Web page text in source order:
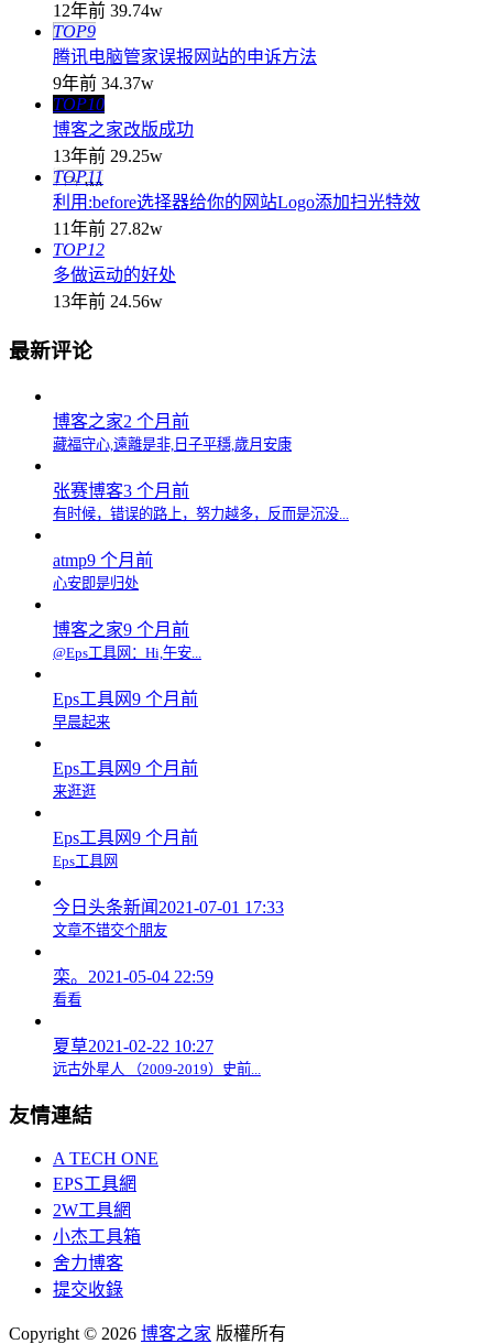
12年前 39.74w
TOP9
腾讯电脑管家误报网站的申诉方法
9年前 34.37w
TOP10
博客之家改版成功
13年前 29.25w
TOP11
利用:before选择器给你的网站Logo添加扫光特效
11年前 27.82w
TOP12
多做运动的好处
13年前 24.56w
最新评论
博客之家2 个月前
藏福守心,遠離是非,日子平穩,歲月安康
张赛博客3 个月前
有时候，错误的路上，努力越多，反而是沉没...
atmp9 个月前
心安即是归处
博客之家9 个月前
@Eps工具网：Hi,午安...
Eps工具网9 个月前
早晨起来
Eps工具网9 个月前
来逛逛
Eps工具网9 个月前
Eps工具网
今日头条新闻 2021-07-01 17:33
文章不错交个朋友
栾。 2021-05-04 22:59
看看
夏草2021-02-22 10:27
远古外星人 （2009-2019）史前...
友情連結
A TECH ONE
EPS工具網
2W工具網
小杰工具箱
舍力博客
提交收錄
Copyright © 2026 博客之家 版權所有